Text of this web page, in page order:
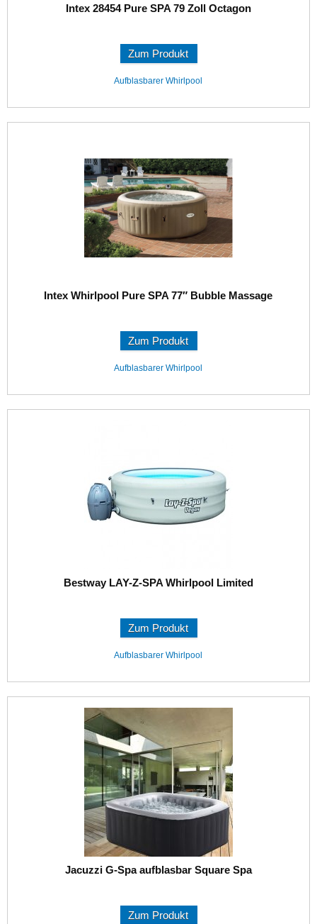
Intex 28454 Pure SPA 79 Zoll Octagon
Zum Produkt
Aufblasbarer Whirlpool
Intex Whirlpool Pure SPA 77″ Bubble Massage
Zum Produkt
Aufblasbarer Whirlpool
Bestway LAY-Z-SPA Whirlpool Limited
Zum Produkt
Aufblasbarer Whirlpool
Jacuzzi G-Spa aufblasbar Square Spa
Zum Produkt